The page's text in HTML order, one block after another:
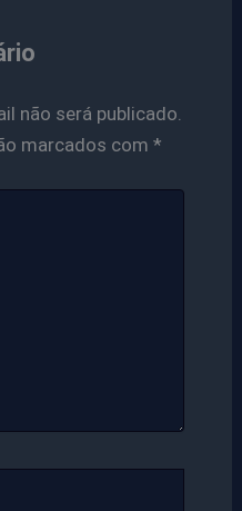
não será publicado.
marcados com *